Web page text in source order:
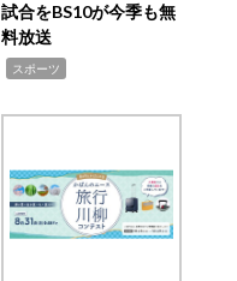
試合をBS10が今季も無
料放送
スポーツ